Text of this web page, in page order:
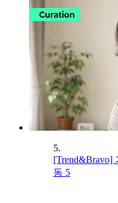
5.
[Trend&Bravo]
동 5